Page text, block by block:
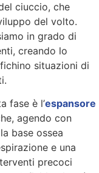
ciuccio, che
del volto.
in grado di
creando lo
situazioni di
fase è l’espansore
agendo con
base ossea
e una
precoci